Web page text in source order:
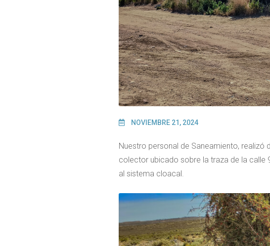
NOVIEMBRE 21, 2024
Nuestro personal de Saneamiento, realizó
colector ubicado sobre la traza de la calle
al sistema cloacal.